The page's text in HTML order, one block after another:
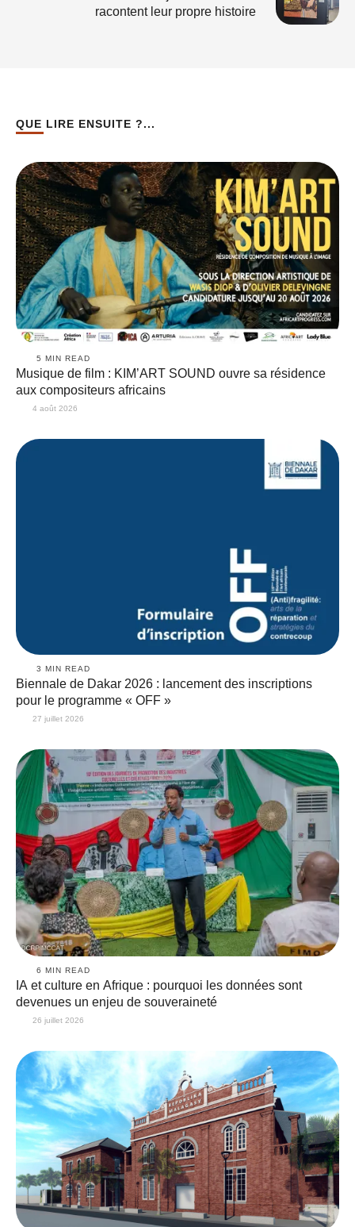
racontent leur propre histoire
QUE LIRE ENSUITE ?...
5 MIN READ
Musique de film : KIM’ART SOUND ouvre sa résidence
aux compositeurs africains
4 août 2026
3 MIN READ
Biennale de Dakar 2026 : lancement des inscriptions
pour le programme « OFF »
27 juillet 2026
6 MIN READ
IA et culture en Afrique : pourquoi les données sont
devenues un enjeu de souveraineté
26 juillet 2026